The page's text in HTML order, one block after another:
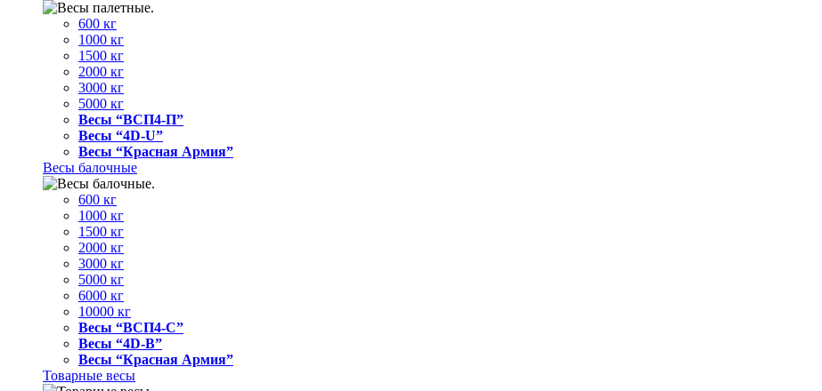
600 кг
1000 кг
1500 кг
2000 кг
3000 кг
5000 кг
Весы “ВСП4-П”
Весы “4D-U”
Весы “Красная Армия”
Весы балочные
600 кг
1000 кг
1500 кг
2000 кг
3000 кг
5000 кг
6000 кг
10000 кг
Весы “ВСП4-С”
Весы “4D-В”
Весы “Красная Армия”
Товарные весы